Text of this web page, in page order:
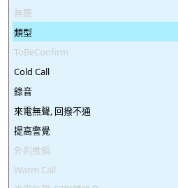
無聽
類型
ToBeConfirm
Cold Call
錄音
來電無聲, 回撥不通
提高警覺
外判推銷
Warm Call